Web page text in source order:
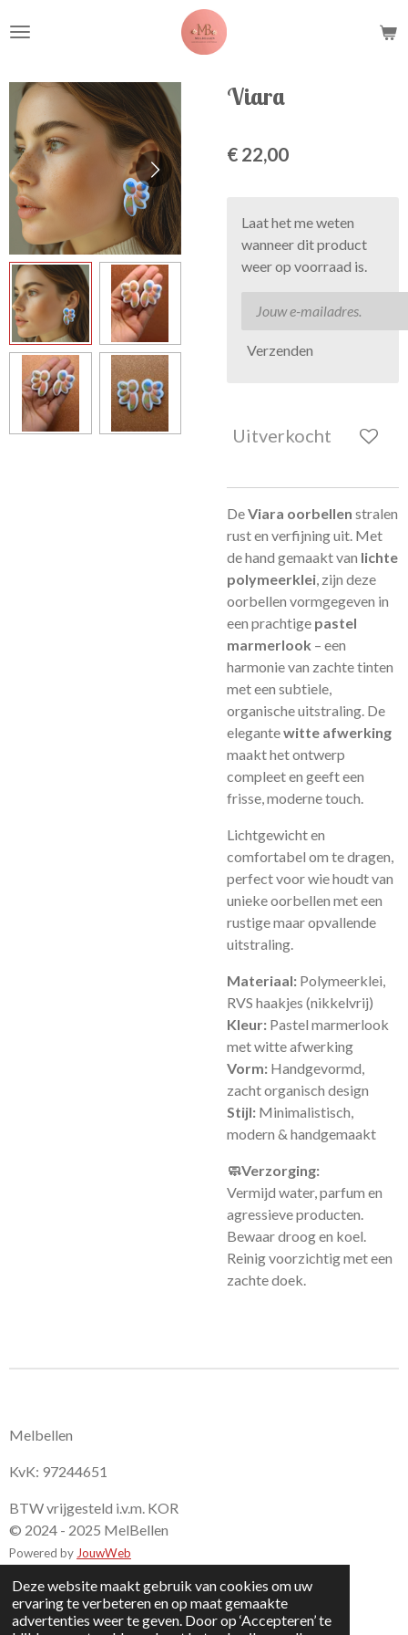
Deze website maakt gebruik van cookies om uw
ervaring te verbeteren en op maat gemaakte
advertenties weer te geven. Door op ‘Accepteren’ te
direct
de
hoofdinhoud
Viara
€ 22,00
Laat het me weten
wanneer dit product
weer op voorraad is.
Verzenden
Uitverkocht
DeViara oorbellen stralen
rust en verfijning uit. Met
de hand gemaakt van lichte
polymeerklei, zijn deze
oorbellen vormgegeven in
een prachtige pastel
marmerlook – een
harmonie van zachte tinten
met een subtiele,
organische uitstraling. De
elegantewitte afwerking
maakt het ontwerp
compleet en geeft een
frisse, moderne touch.
Lichtgewicht en
comfortabel om te dragen,
perfect voor wie houdt van
unieke oorbellen met een
rustige maar opvallende
uitstraling.
Materiaal: Polymeerklei,
RVS haakjes (nikkelvrij)
Kleur: Pastel marmerlook
met witte afwerking
Vorm: Handgevormd,
zacht organisch design
Stijl: Minimalistisch,
modern & handgemaakt
🧼Verzorging:
Vermijd water, parfum en
agressieve producten.
Bewaar droog en koel.
Reinig voorzichtig met een
zachte doek.
Melbellen
KvK: 97244651
BTW vrijgesteld i.v.m. KOR
© 2024 - 2025 MelBellen
Powered by JouwWeb